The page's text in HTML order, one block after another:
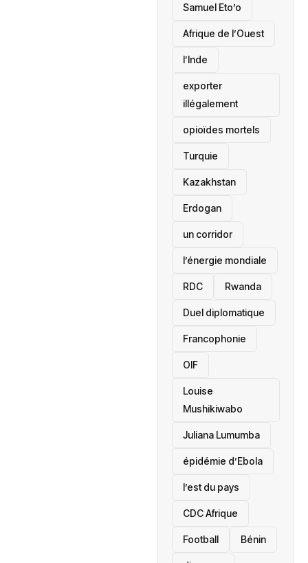
Samuel Eto’o
Afrique de l’Ouest
l’Inde
exporter
illégalement
opioïdes mortels
‎Turquie
Kazakhstan
Erdogan
un corridor
l’énergie mondiale
RDC Rwanda
Duel diplomatique
Francophonie
OIF
Louise
Mushikiwabo
Juliana Lumumba
épidémie d’Ebola
l’est du pays
CDC Afrique
Football Bénin